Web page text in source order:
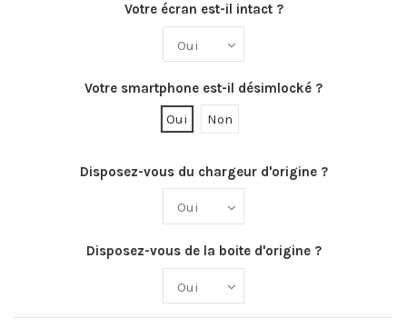
Votre écran est-il intact ?
Votre smartphone est-il désimlocké ?
Oui
Non
Disposez-vous du chargeur d'origine ?
Disposez-vous de la boite d'origine ?